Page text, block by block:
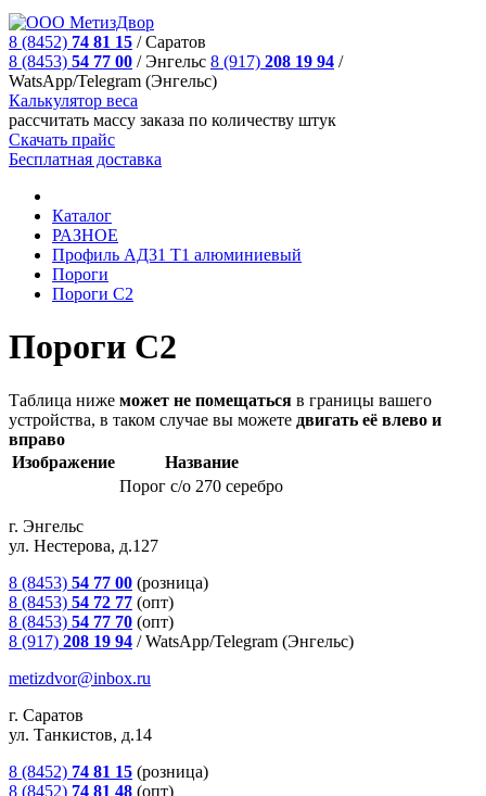
8 (8452) 74 81 15 /Саратов
8 (8453) 54 77 00 /Энгельс 8 (917) 208 19 94 /
WatsApp/Telegram (Энгельс)
Калькулятор веса
рассчитать массу заказа по количеству штук
Скачать прайс
Бесплатная доставка
Каталог
РАЗНОЕ
Профиль AД31 Т1 алюминиевый
Пороги
Пороги С2
Пороги С2
Таблица ниже может не помещаться в границы вашего
устройства, в таком случае вы можете двигать её влево и
вправо
Изображение
Название
Порог с/о 270 серебро
г. Энгельс
ул. Нестерова, д.127
8 (8453) 54 77 00 (розница)
8 (8453) 54 72 77 (опт)
8 (8453) 54 77 70 (опт)
8 (917) 208 19 94 /WatsApp/Telegram (Энгельс)
metizdvor@inbox.ru
г. Саратов
ул. Танкистов, д.14
8 (8452) 74 81 15 (розница)
8 (8452) 74 81 48 (опт)